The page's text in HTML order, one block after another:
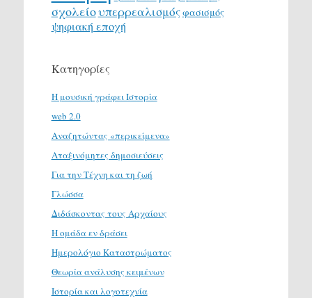
σχολείουπερρεαλισμόςφασισμός
ψηφιακή εποχή
Κατηγορίες
H μουσική γράφει Ιστορία
web 2.0
Αναζητώντας «περικείμενα»
Αταξινόμητες δημοσιεύσεις
Για την Τέχνη και τη ζωή
Γλώσσα
Διδάσκοντας τους Αρχαίους
Η ομάδα εν δράσει
Ημερολόγιο Καταστρώματος
Θεωρία ανάλυσης κειμένων
Ιστορία και λογοτεχνία